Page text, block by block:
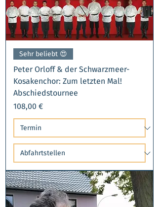
Sehr beliebt ​😍
Peter Orloff & der Schwarzmeer-
Kosakenchor: Zum letzten Mal!
Abschiedstournee
Preis
108,00 €